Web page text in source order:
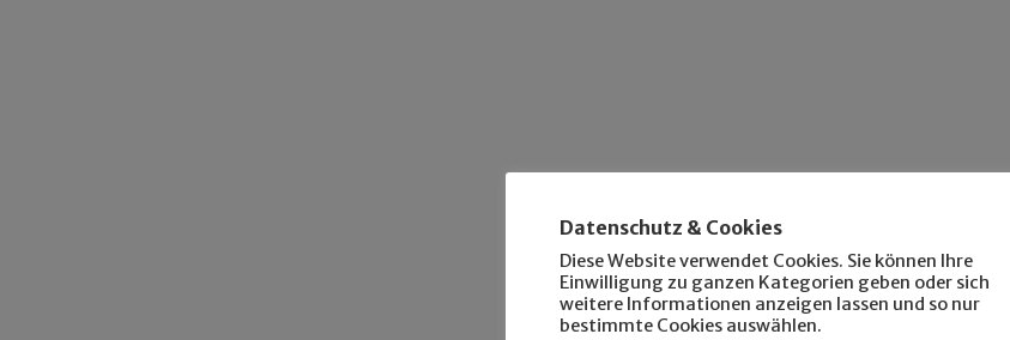
Datenschutz & Cookies
Diese Website verwendet Cookies. Sie können Ihre
Einwilligung zu ganzen Kategorien geben oder sich
weitere Informationen anzeigen lassen und so nur
bestimmte Cookies auswählen.